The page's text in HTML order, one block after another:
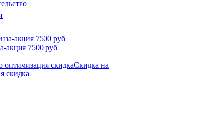
акция 7500 руб
Скидка на
скидка